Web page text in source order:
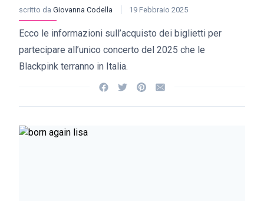
scritto da Giovanna Codella 19 Febbraio 2025
Ecco le informazioni sull’acquisto dei biglietti per
partecipare all’unico concerto del 2025 che le
Blackpink terranno in Italia.